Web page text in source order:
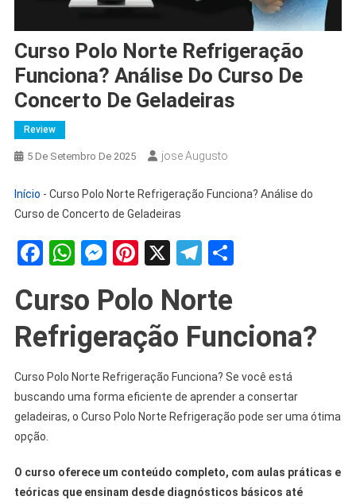
Curso Polo Norte Refrigeração
Funciona? Análise Do Curso De
Concerto De Geladeiras
Review
5 De Setembro De 2025 Jose Augusto
Início - Curso Polo Norte Refrigeração Funciona? Análise do
Curso de Concerto de Geladeiras
Facebook
WhatsApp
Messenger
Pinterest
X Telegram
Share
Curso Polo Norte
Refrigeração Funciona?
Curso Polo Norte Refrigeração Funciona? Se você está
buscando uma forma eficiente de aprender a consertar
geladeiras, o Curso Polo Norte Refrigeração pode ser uma ótima
opção.
O curso oferece um conteúdo completo, com aulas práticas e
teóricas que ensinam desde diagnósticos básicos até